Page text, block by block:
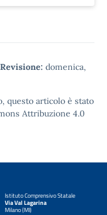
Revisione: domenica,
questo articolo è stato
Attribuzione 4.0
Istituto Comprensivo Statale
Via Val Lagarina
Milano (MI)